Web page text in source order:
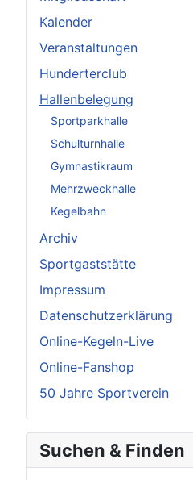
Kalender
Veranstaltungen
Hunderterclub
Hallenbelegung
Sportparkhalle
Schulturnhalle
Gymnastikraum
Mehrzweckhalle
Kegelbahn
Archiv
Sportgaststätte
Impressum
Datenschutzerklärung
Online-Kegeln-Live
Online-Fanshop
50 Jahre Sportverein
Suchen & Finden